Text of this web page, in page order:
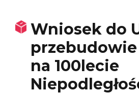
Wniosek do
na 100lecie